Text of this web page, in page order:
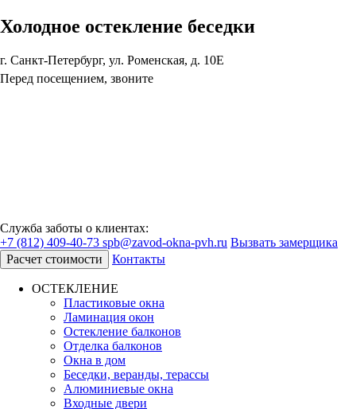
Холодное остекление беседки
г. Санкт-Петербург, ул. Роменская, д. 10Е
Перед посещением, звоните
Служба заботы о клиентах:
+7 (812) 409-40-73 spb@zavod-okna-pvh.ru Вызвать замерщика
Расчет стоимости
Контакты
ОСТЕКЛЕНИЕ
Пластиковые окна
Ламинация окон
Остекление балконов
Отделка балконов
Окна в дом
Беседки, веранды, терассы
Алюминиевые окна
Входные двери